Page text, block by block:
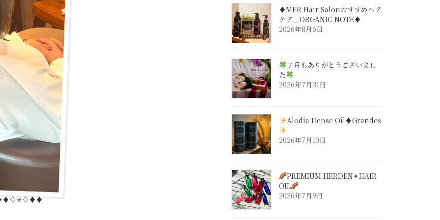
♦︎MER Hair Salonおすすめヘア
ケア＿ORGANIC NOTE♦︎
2026年8月6日
７月もありがとうございまし
た
2026年7月31日
Alodia Dense Oil♦︎Grandes
2026年7月10日
PREMIUM HERDEN✴︎HAIR
OIL
2026年7月9日